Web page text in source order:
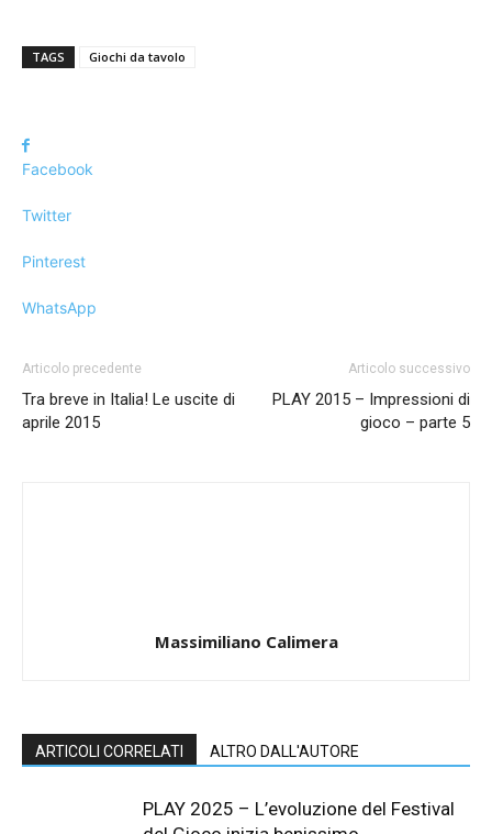
TAGS Giochi da tavolo
Facebook
Twitter
Pinterest
WhatsApp
Articolo precedente
Tra breve in Italia! Le uscite di
aprile 2015
Articolo successivo
PLAY 2015 – Impressioni di
gioco – parte 5
Massimiliano Calimera
ARTICOLI CORRELATI ALTRO DALL'AUTORE
PLAY 2025 – L’evoluzione del Festival